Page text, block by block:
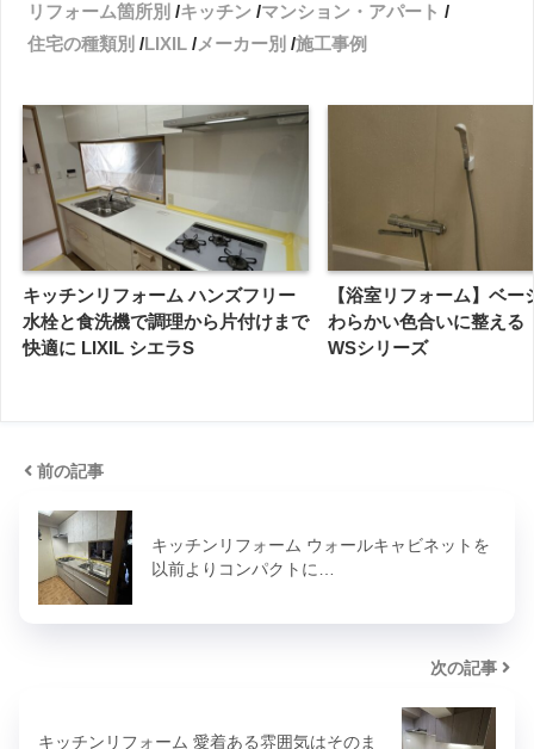
リフォーム箇所別
キッチン マンション・アパート
住宅の種類別
LIXIL メーカー別 施工事例
キッチンリフォーム ハンズフリー
水栓と食洗機で調理から片付けまで
快適に LIXIL シエラS
【浴室リフォーム】ベー
わらかい色合いに整える
WSシリーズ
前の記事
キッチンリフォーム ウォールキャビネットを
以前よりコンパクトに…
次の記事
キッチンリフォーム 愛着ある雰囲気はそのま